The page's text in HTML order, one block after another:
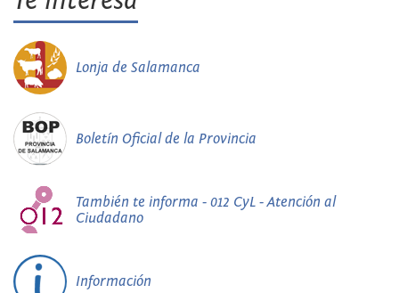
Lonja de Salamanca
Boletín Oficial de la Provincia
También te informa - 012 CyL - Atención al
Ciudadano
Información